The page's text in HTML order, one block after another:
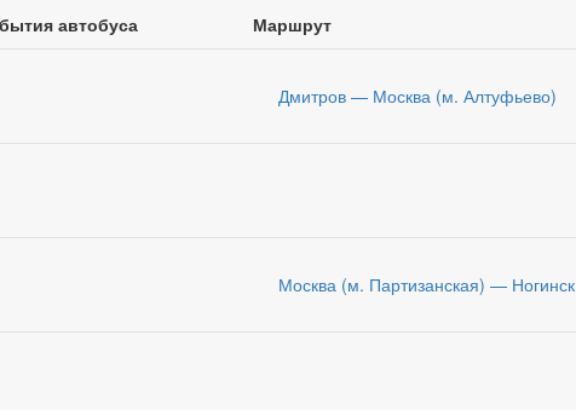
автобуса Маршрут
Дмитров — Москва (м. Алтуфьево)
Москва (м. Партизанская) — Ногинск